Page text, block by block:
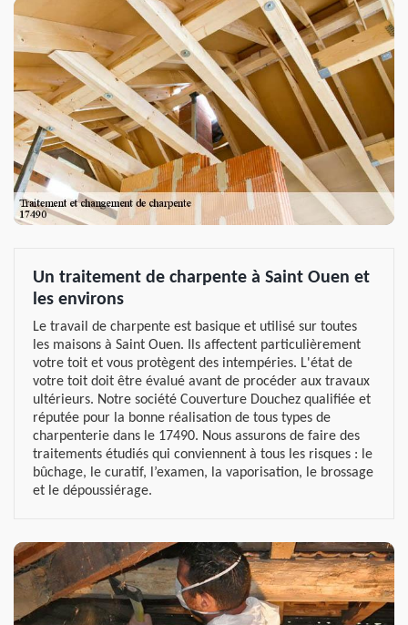
Un traitement de charpente à Saint Ouen et
les environs
Le travail de charpente est basique et utilisé sur toutes
les maisons à Saint Ouen. Ils affectent particulièrement
votre toit et vous protègent des intempéries. L'état de
votre toit doit être évalué avant de procéder aux travaux
ultérieurs. Notre société Couverture Douchez qualifiée et
réputée pour la bonne réalisation de tous types de
charpenterie dans le 17490. Nous assurons de faire des
traitements étudiés qui conviennent à tous les risques : le
bûchage, le curatif, l’examen, la vaporisation, le brossage
et le dépoussiérage.